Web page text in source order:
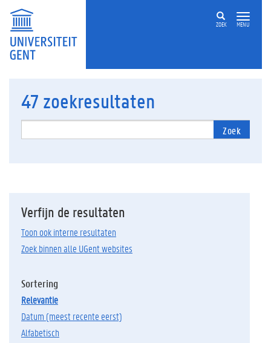
ZOEK MENU
47 zoekresultaten
Zoek
Verfijn de resultaten
Toon ook interne resultaten
Zoek binnen alle UGent websites
Sortering
relevantie
datum (meest recente eerst)
alfabetisch